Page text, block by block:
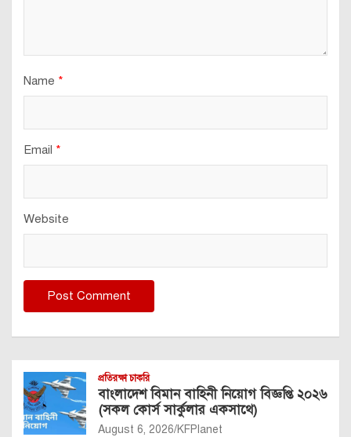
Name *
Email *
Website
প্রতিরক্ষা চাকরি
বাংলাদেশ বিমান বাহিনী নিয়োগ বিজ্ঞপ্তি ২০২৬
(সকল কোর্স সার্কুলার একসাথে)
August 6, 2026 KFPlanet